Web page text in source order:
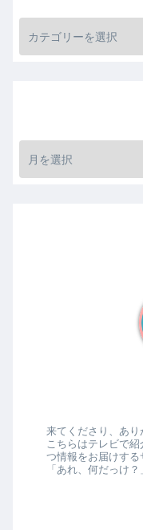
来てくださり、あり
こちらはテレビで
つ情報をお届けする
「あれ、何だっけ